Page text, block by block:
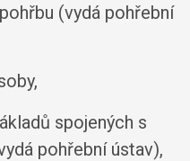
(vydá pohřební
spojených s
pohřební ústav),